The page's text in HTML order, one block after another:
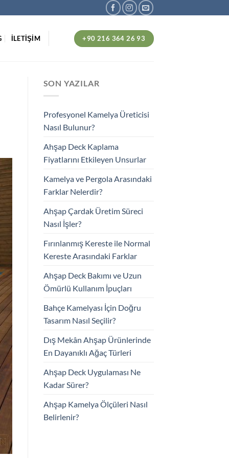
İLETİŞİM +90 216 364 26 93
SON YAZILAR
Profesyonel Kamelya Üreticisi
Nasıl Bulunur?
Ahşap Deck Kaplama
Fiyatlarını Etkileyen Unsurlar
Kamelya ve Pergola Arasındaki
Farklar Nelerdir?
Ahşap Çardak Üretim Süreci
Nasıl İşler?
Fırınlanmış Kereste ile Normal
Kereste Arasındaki Farklar
Ahşap Deck Bakımı ve Uzun
Ömürlü Kullanım İpuçları
Bahçe Kamelyası İçin Doğru
Tasarım Nasıl Seçilir?
Dış Mekân Ahşap Ürünlerinde
En Dayanıklı Ağaç Türleri
Ahşap Deck Uygulaması Ne
Kadar Sürer?
Ahşap Kamelya Ölçüleri Nasıl
Belirlenir?